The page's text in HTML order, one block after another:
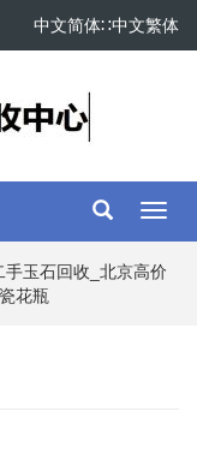
中文繁体
∷
中文简体
玉石回收_北京高价
花瓶